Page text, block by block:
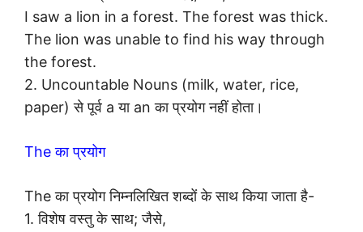
I saw a lion in a forest. The forest was thick.
The lion was unable to find his way through
the forest.
2. Uncountable Nouns (milk, water, rice,
paper) से पूर्व a या an का प्रयोग नहीं होता।
The का प्रयोग
The का प्रयोग निम्नलिखित शब्दों के साथ किया जाता है-
1. विशेष वस्तु के साथ; जैसे,